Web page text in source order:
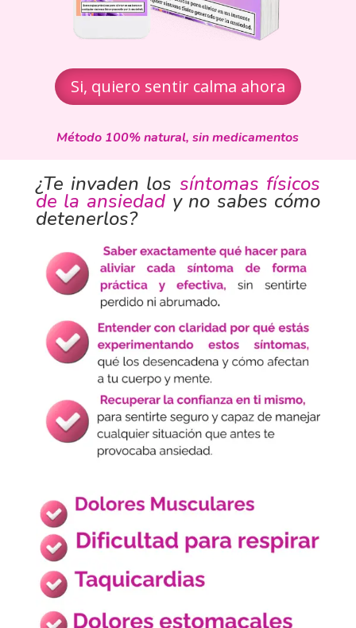
Si, quiero sentir calma ahora
Método 100% natural, sin medicamentos
¿Te invaden los síntomas físicos
de la ansiedady no sabes cómo
detenerlos?